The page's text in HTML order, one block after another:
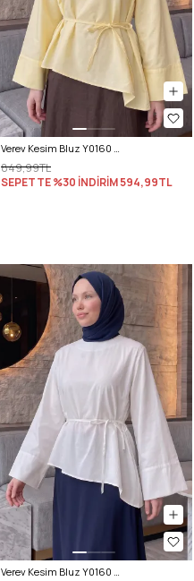
Verev Kesim Bluz Y0160 - SARI
849,99TL
SEPETTE %30 İNDİRİM594,99TL
Verev Kesim Bluz Y0160 - BEYAZ